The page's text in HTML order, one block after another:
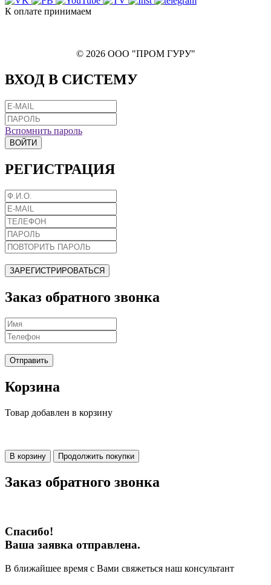
К оплате принимаем
© 2026 ООО "ПРОМ ГУРУ"
ВХОД В СИСТЕМУ
Вспомнить пароль
ВОЙТИ
РЕГИСТРАЦИЯ
ЗАРЕГИСТРИРОВАТЬСЯ
Заказ обратного звонка
Отправить
Корзина
Товар добавлен в корзину
В корзину Продолжить покупки
Заказ обратного звонка
Спасибо!
Ваша заявка отправлена.
В ближайшее время с Вами свяжеться наш консультант